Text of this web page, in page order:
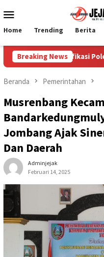
ke
Mobile
Home Trending Berita
Breaking News
Klarifikasi Polemik
Beranda Pemerintahan
Musrenbang
Jombang Ajak
Dan Daerah
Adminjejak
Februari 14, 2025